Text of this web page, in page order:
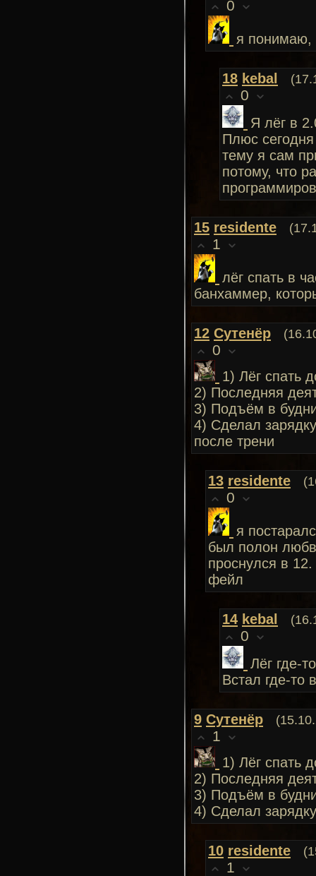
0
я понимаю,
18 kebal
0
Я лёг в
Плюс
тему я сам
потому, что
15 residente
1
лёг спать в
банхаммер,
12 Сутенёр
0
1) Лёг спать
2) Последняя
3) Подъём в
4) Сделал
после трени
13 residente
0
я
был полон
проснулся в 12.
фейл
14 kebal
0
Лёг где-
Встал где-то
9 Сутенёр
1
1) Лёг спать
2) Последняя
3) Подъём в
4) Сделал
10 residente
1